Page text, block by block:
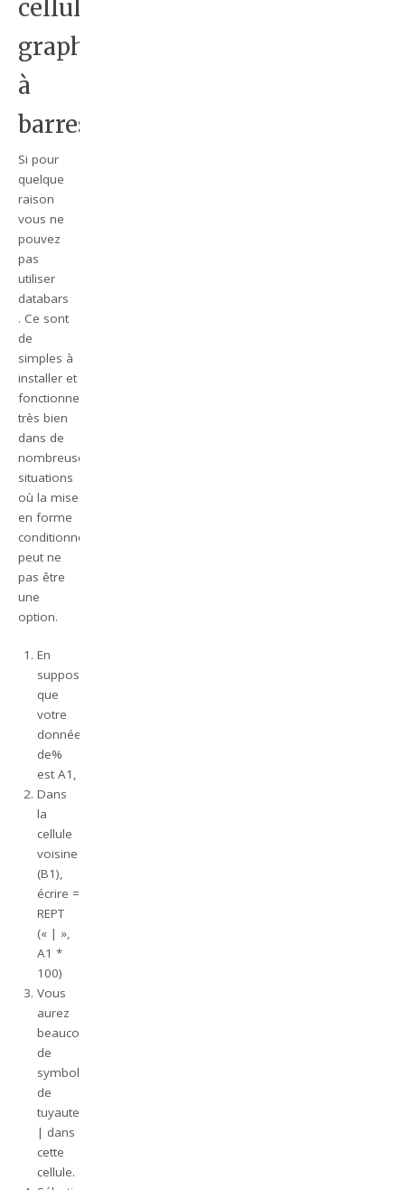
cellules
graphiques
à
barres.
Si pour
quelque
raison
vous ne
pouvez
pas
utiliser
databars
. Ce sont
de
simples à
installer et
fonctionne
très bien
dans de
nombreuses
situations
où la mise
en forme
conditionnelle
peut ne
pas être
une
option.
En
supposant
que
votre
données
de%
est A1,
Dans
la
cellule
voisine
(B1),
écrire =
REPT
(« | »,
A1 *
100)
Vous
aurez
beaucoup
de
symboles
de
tuyauterie
| dans
cette
cellule.